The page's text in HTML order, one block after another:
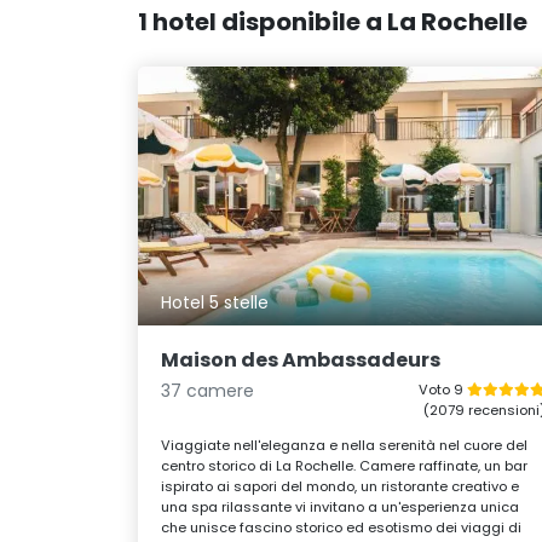
1 hotel disponibile a La Rochelle
Hotel 5 stelle
Maison des Ambassadeurs
37 camere
Voto 9
(2079
Viaggiate nell'eleganza e nella serenità nel cuore del
centro storico di La Rochelle. Camere raffinate, un bar
ispirato ai sapori del mondo, un ristorante creativo e
una spa rilassante vi invitano a un'esperienza unica
che unisce fascino storico ed esotismo dei viaggi di